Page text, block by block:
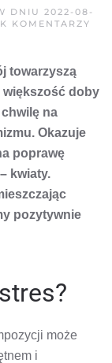
DNIU 2022-08-
KOMENTARZY
towarzyszą
większość doby
na
Okazuje
poprawę
kwiaty.
pozytywnie
może
i